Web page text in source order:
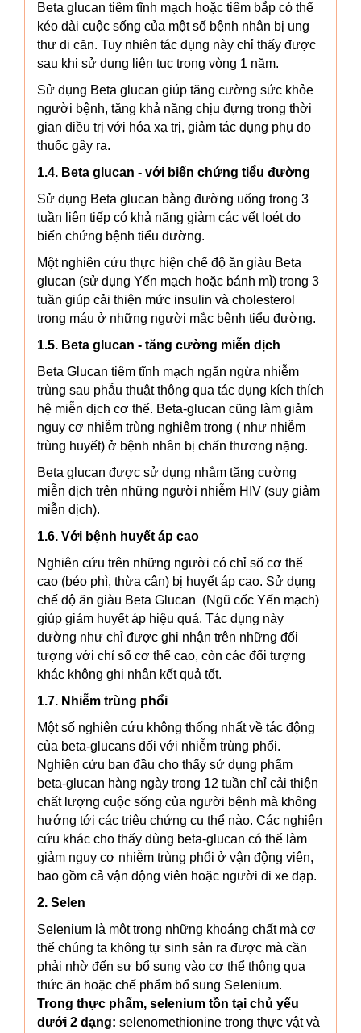
Beta glucan tiêm tĩnh mạch hoặc tiêm bắp có thể
kéo dài cuộc sống của một số bệnh nhân bị ung
thư di căn. Tuy nhiên tác dụng này chỉ thấy được
sau khi sử dụng liên tục trong vòng 1 năm.
Sử dụng Beta glucan giúp tăng cường sức khỏe
người bệnh, tăng khả năng chịu đựng trong thời
gian điều trị với hóa xạ trị, giảm tác dụng phụ do
thuốc gây ra.
1.4. Beta glucan - với biến chứng tiểu đường
Sử dụng Beta glucan bằng đường uống trong 3
tuần liên tiếp có khả năng giảm các vết loét do
biến chứng bệnh tiểu đường.
Một nghiên cứu thực hiện chế độ ăn giàu Beta
glucan (sử dụng Yến mạch hoặc bánh mì) trong 3
tuần giúp cải thiện mức insulin và cholesterol
trong máu ở những người mắc bệnh tiểu đường.
1.5. Beta glucan - tăng cường miễn dịch
Beta Glucan tiêm tĩnh mạch ngăn ngừa nhiễm
trùng sau phẫu thuật thông qua tác dụng kích thích
hệ miễn dịch cơ thể. Beta-glucan cũng làm giảm
nguy cơ nhiễm trùng nghiêm trọng ( như nhiễm
trùng huyết) ở bệnh nhân bị chấn thương nặng.
Beta glucan được sử dụng nhằm tăng cường
miễn dịch trên những người nhiễm HIV (suy giảm
miễn dịch).
1.6. Với bệnh huyết áp cao
Nghiên cứu trên những người có chỉ số cơ thể
cao (béo phì, thừa cân) bị huyết áp cao. Sử dụng
chế độ ăn giàu Beta Glucan (Ngũ cốc Yến mạch)
giúp giảm huyết áp hiệu quả. Tác dụng này
dường như chỉ được ghi nhận trên những đối
tượng với chỉ số cơ thể cao, còn các đối tượng
khác không ghi nhận kết quả tốt.
1.7. Nhiễm trùng phổi
Một số nghiên cứu không thống nhất về tác động
của beta-glucans đối với nhiễm trùng phổi.
Nghiên cứu ban đầu cho thấy sử dụng phẩm
beta-glucan hàng ngày trong 12 tuần chỉ cải thiện
chất lượng cuộc sống của người bệnh mà không
hướng tới các triệu chứng cụ thể nào. Các nghiên
cứu khác cho thấy dùng beta-glucan có thể làm
giảm nguy cơ nhiễm trùng phổi ở vận động viên,
bao gồm cả vận động viên hoặc người đi xe đạp.
2. Selen
Selenium là một trong những khoáng chất mà cơ
thể chúng ta không tự sinh sản ra được mà cần
phải nhờ đến sự bổ sung vào cơ thể thông qua
thức ăn hoặc chế phẩm bổ sung Selenium.
Trong thực phẩm, selenium tồn tại chủ yếu
dưới 2 dạng: selenomethionine trong thực vật và